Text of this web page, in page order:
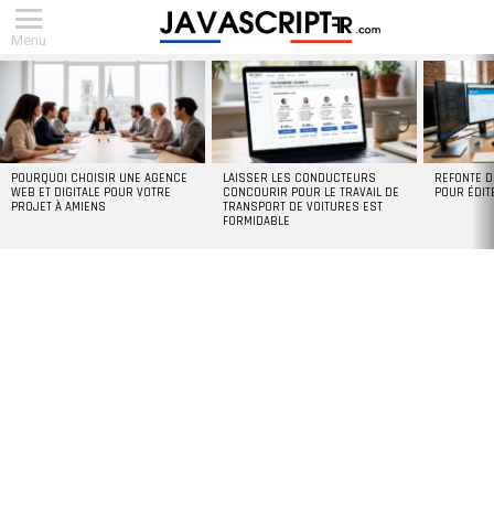
Menu
POURQUOI CHOISIR UNE AGENCE
WEB ET DIGITALE POUR VOTRE
PROJET À AMIENS
LAISSER LES CONDUCTEURS
CONCOURIR POUR LE TRAVAIL DE
TRANSPORT DE VOITURES EST
FORMIDABLE
REFONTE
POUR